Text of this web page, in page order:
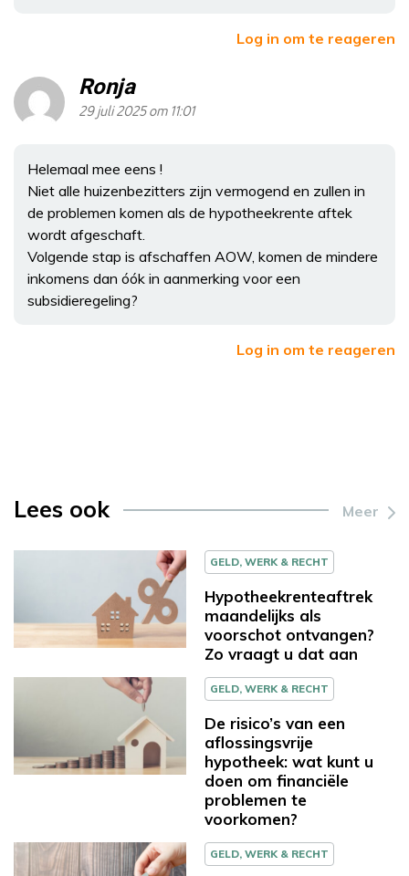
Log in om te reageren
Ronja
29 juli 2025 om 11:01
Helemaal mee eens !
Niet alle huizenbezitters zijn vermogend en zullen in
de problemen komen als de hypotheekrente aftek
wordt afgeschaft.
Volgende stap is afschaffen AOW, komen de mindere
inkomens dan óók in aanmerking voor een
subsidieregeling?
Log in om te reageren
Lees ook Meer
GELD, WERK & RECHT
Hypotheekrenteaftrek
maandelijks als
voorschot ontvangen?
Zo vraagt u dat aan
GELD, WERK & RECHT
De risico’s van een
aflossingsvrije
hypotheek: wat kunt u
doen om financiële
problemen te
voorkomen?
GELD, WERK & RECHT